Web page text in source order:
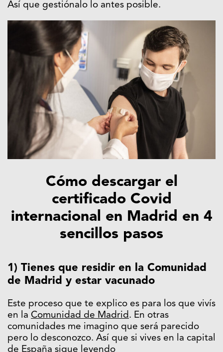
Así que gestiónalo lo antes posible.
Cómo descargar el
certificado Covid
internacional en Madrid en 4
sencillos pasos
1) Tienes que residir en la Comunidad
de Madrid y estar vacunado
Este proceso que te explico es para los que vivís
en la Comunidad de Madrid. En otras
comunidades me imagino que será parecido
pero lo desconozco. Así que si vives en la capital
de España sigue leyendo